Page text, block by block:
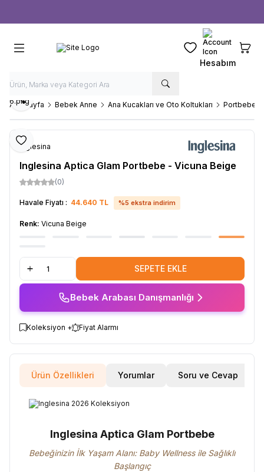
Favorilerim
Hesabım
Ana Sayfa Bebek Anne Ana Kucakları ve Oto Koltukları
Favoriye Ekle
Paylaş
Inglesina
Inglesina Aptica Glam Portbebe - Vicuna Beige
(0)
Havale Fiyatı : 44.640 TL %5 ekstra indirim
Renk: Vicuna Beige
SEPETE EKLE
Bebek Arabası Danışmanlığı
Koleksiyon + Fiyat Alarmı
Ürün Özellikleri Yorumlar Soru ve Cevap
Inglesina Aptica Glam Portbebe
Bebeğinizin İlk Yaşam Alanı: Baby Wellness ile Sağlıklı
Başlangıç